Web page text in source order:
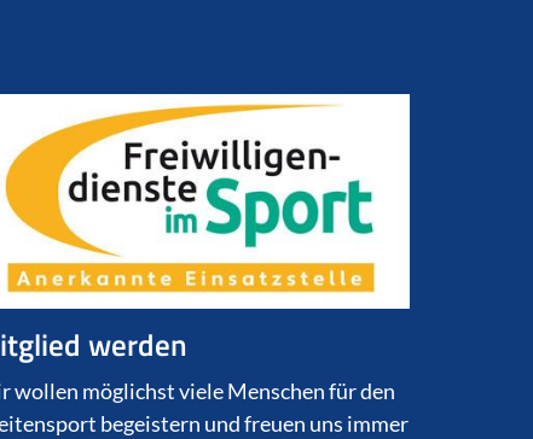
werden
wollen möglichst viele Menschen für den
begeistern und freuen uns immer